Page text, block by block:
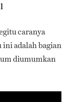
caranya
adalah bagian
diumumkan